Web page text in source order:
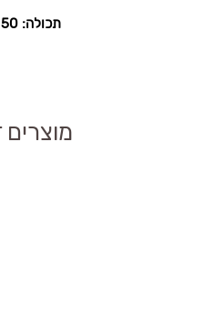
תכולה: 50 מ"ל
מוצרים